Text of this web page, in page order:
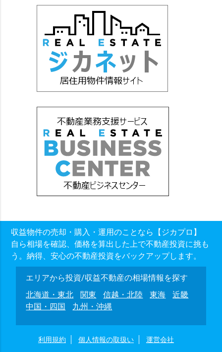
収益物件の売却・購入・運用のことなら【ジカプロ】
自ら相場を確認、価格を算出した上で不動産投資に挑も
う。納得、安心の不動産投資をバックアップします。
エリアから投資/収益不動産の相場情報を探す
北海道・東北
関東 信越・北陸 東海
近畿
中国・四国
九州・沖縄
利用規約 個人情報の取扱い 運営会社